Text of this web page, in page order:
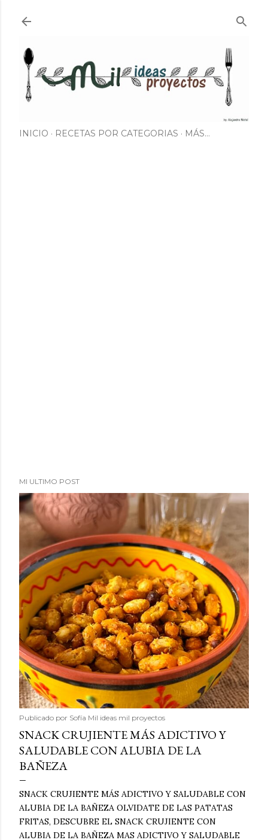
INICIO RECETAS POR CATEGORIAS MÁS…
MI ULTIMO POST
Publicado por Sofía Mil ideas mil proyectos
SNACK CRUJIENTE MÁS ADICTIVO Y
SALUDABLE CON ALUBIA DE LA
BAÑEZA
SNACK CRUJIENTE MÁS ADICTIVO Y SALUDABLE CON
ALUBIA DE LA BAÑEZA OLVIDATE DE LAS PATATAS
FRITAS, DESCUBRE EL SNACK CRUJIENTE CON
ALUBIA DE LA BAÑEZA MAS ADICTIVO Y SALUDABLE